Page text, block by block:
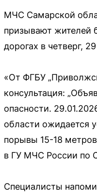
МЧС Самарской
призывают жителей
дорогах в четверг,
«От ФГБУ
консультация:
опасности.
области ожидается
порывы 15-18
в ГУ МЧС России по
Специалисты